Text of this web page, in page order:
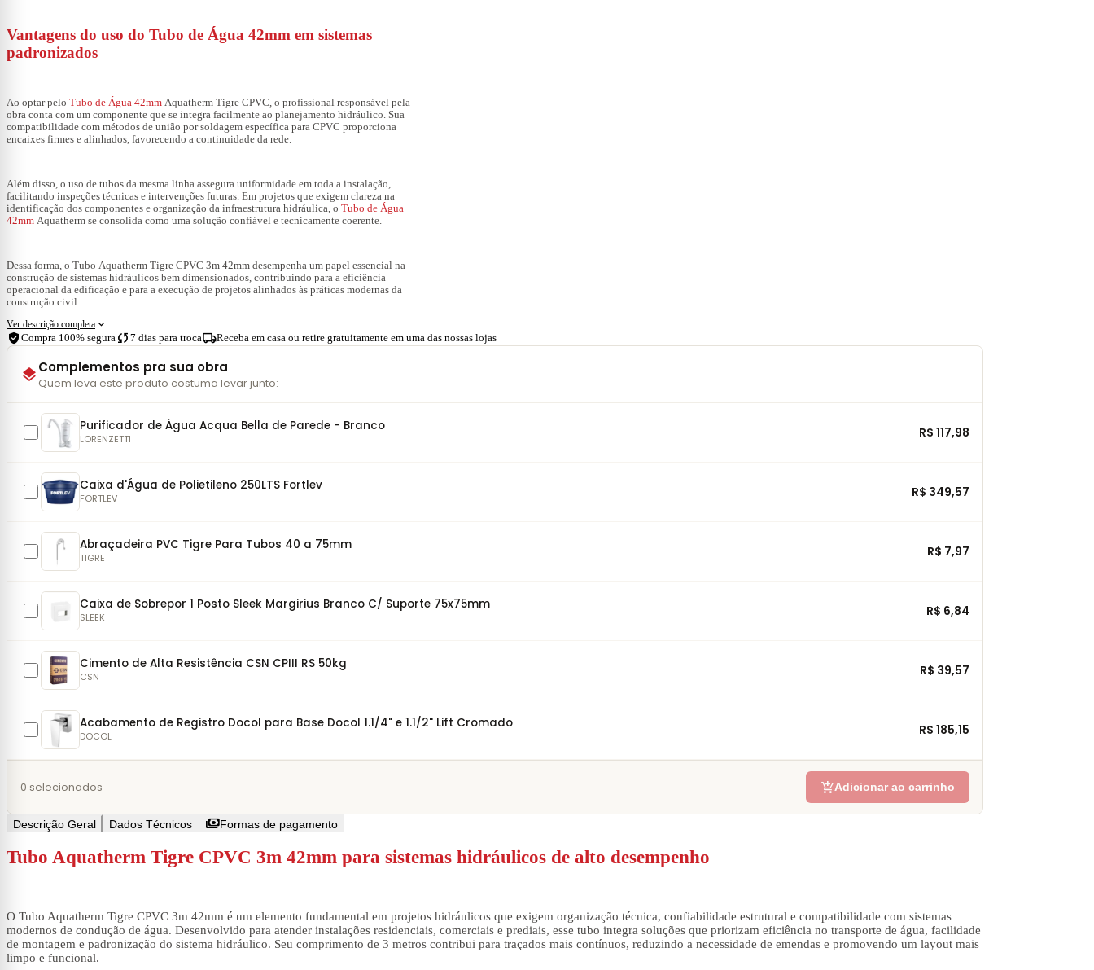
Vantagens do uso do Tubo de Água 42mm em sistemas
padronizados
Ao optar pelo Tubo de Água 42mm Aquatherm Tigre CPVC, o profissional responsável pela
obra conta com um componente que se integra facilmente ao planejamento hidráulico. Sua
compatibilidade com métodos de união por soldagem específica para CPVC proporciona
encaixes firmes e alinhados, favorecendo a continuidade da rede.
Além disso, o uso de tubos da mesma linha assegura uniformidade em toda a instalação,
facilitando inspeções técnicas e intervenções futuras. Em projetos que exigem clareza na
identificação dos componentes e organização da infraestrutura hidráulica, o Tubo de Água
42mm Aquatherm se consolida como uma solução confiável e tecnicamente coerente.
Dessa forma, o Tubo Aquatherm Tigre CPVC 3m 42mm desempenha um papel essencial na
construção de sistemas hidráulicos bem dimensionados, contribuindo para a eficiência
operacional da edificação e para a execução de projetos alinhados às práticas modernas da
construção civil.
Ver descrição completa expand_more
verified_user Compra 100% segura sync 7 dias para trocalocal_shippingReceba em casa ou retire gratuitamente em uma das nossas lojas
layersComplementos pra sua obra
Quem leva este produto costuma levar junto:
Purificador de Água Acqua Bella de Parede - Branco
LORENZETTI R$ 117,98
Caixa d'Água de Polietileno 250LTS Fortlev
FORTLEV R$ 349,57
Abraçadeira PVC Tigre Para Tubos 40 a 75mm
TIGRE R$ 7,97
Caixa de Sobrepor 1 Posto Sleek Margirius Branco C/ Suporte 75x75mm
SLEEK R$ 6,84
Cimento de Alta Resistência CSN CPIII RS 50kg
CSN R$ 39,57
Acabamento de Registro Docol para Base Docol 1.1/4" e 1.1/2" Lift Cromado
DOCOL R$ 185,15
0 selecionados add_shopping_cartAdicionar ao carrinho
Descrição Geral Dados Técnicos paymentsFormas de pagamento
Tubo Aquatherm Tigre CPVC 3m 42mm para sistemas hidráulicos de alto desempenho
O Tubo Aquatherm Tigre CPVC 3m 42mm é um elemento fundamental em projetos hidráulicos que exigem organização técnica, confiabilidade estrutural e compatibilidade com sistemas
modernos de condução de água. Desenvolvido para atender instalações residenciais, comerciais e prediais, esse tubo integra soluções que priorizam eficiência no transporte de água, facilidade
de montagem e padronização do sistema hidráulico. Seu comprimento de 3 metros contribui para traçados mais contínuos, reduzindo a necessidade de emendas e promovendo um layout mais
limpo e funcional.